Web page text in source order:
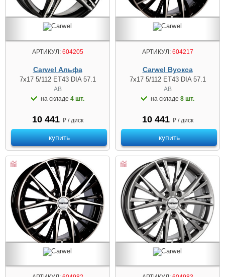
АРТИКУЛ:604205
Carwel Альфа
7x17 5/112 ET43 DIA 57.1
AB
на складе 4 шт.
10 441 ₽ / диск
купить
АРТИКУЛ:604217
Carwel Вуокса
7x17 5/112 ET43 DIA 57.1
AB
на складе 8 шт.
10 441 ₽ / диск
купить